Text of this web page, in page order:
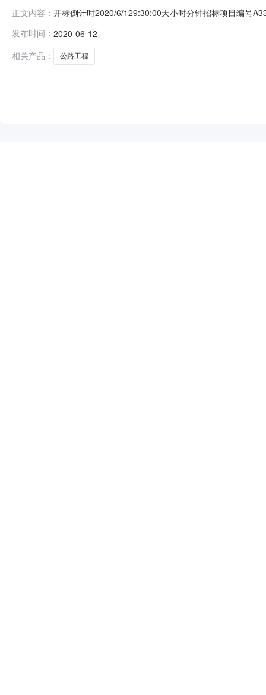
正文内容： 开标倒计时2020/6/129:30:00天小时分钟招标项目编号
有限公司联系人张林芳手机号码18267685977招标代理
发布时间： 2020-06-12
相关产品：
公路工程